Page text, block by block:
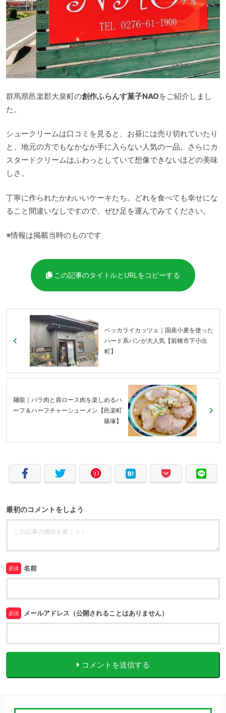
群馬県邑楽郡大泉町の創作ふらんす菓子NAOをご紹介しまし
た。
シュークリームは口コミを見ると、お昼には売り切れていたり
と、地元の方でもなかなか手に入らない人気の一品。さらにカ
スタードクリームはふわっとしていて想像できないほどの美味
しさ。
丁寧に作られたかわいいケーキたち。どれを食べても幸せにな
ること間違いなしですので、ぜひ足を運んでみてください。
※情報は掲載当時のものです
この記事のタイトルとURLをコピーする
ベッカライカッツェ｜国産小麦を使った
ハード系パンが大人気【前橋市下小出
町】
麺龍｜バラ肉と肩ロース肉を楽しめるハ
ーフ＆ハーフチャーシューメン【邑楽町
篠塚】
最初のコメントをしよう
必須 名前
必須 メールアドレス（公開されることはありません）
コメントを送信する